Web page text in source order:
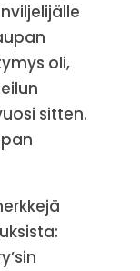
oli,
sitten.